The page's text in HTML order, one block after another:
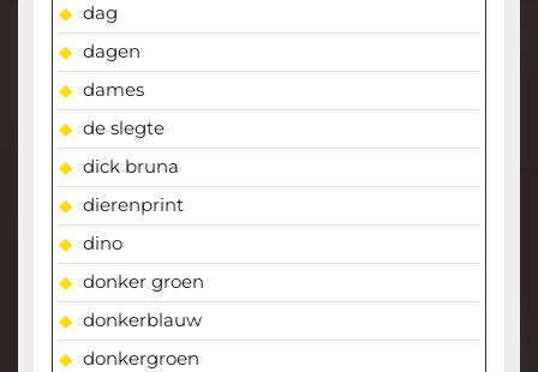
dag
dagen
dames
de slegte
dick bruna
dierenprint
dino
donker groen
donkerblauw
donkergroen